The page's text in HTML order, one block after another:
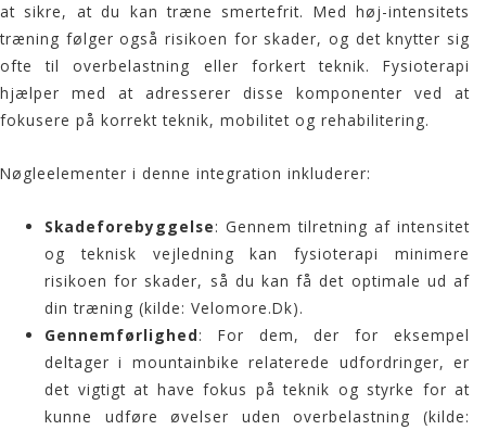
at sikre, at du kan træne smertefrit. Med høj-intensitets
træning følger også risikoen for skader, og det knytter sig
ofte til overbelastning eller forkert teknik. Fysioterapi
hjælper med at adresserer disse komponenter ved at
fokusere på korrekt teknik, mobilitet og rehabilitering.
Nøgleelementer i denne integration inkluderer:
Skadeforebyggelse: Gennem tilretning af intensitet
og teknisk vejledning kan fysioterapi minimere
risikoen for skader, så du kan få det optimale ud af
din træning (kilde:Velomore.Dk).
Gennemførlighed: For dem, der for eksempel
deltager i mountainbike relaterede udfordringer, er
det vigtigt at have fokus på teknik og styrke for at
kunne udføre øvelser uden overbelastning (kilde: